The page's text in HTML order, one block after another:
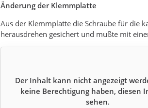
Änderung der Klemmplatte
Aus der Klemmplatte die Schraube für die
herausdrehen gesichert und mußte mit
Der Inhalt kann nicht angezeigt
keine Berechtigung haben, diesen
sehen.